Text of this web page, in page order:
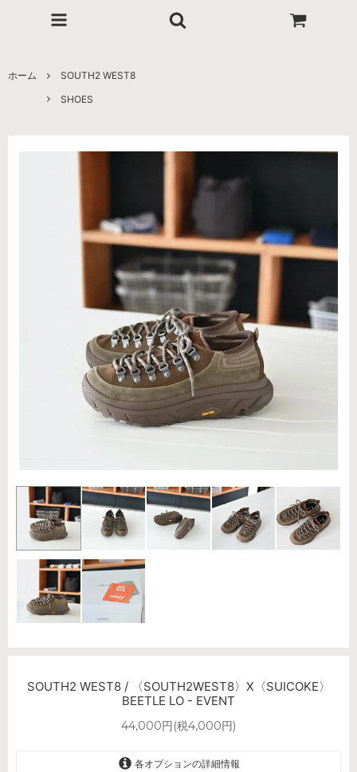
ホーム
SOUTH2 WEST8
SHOES
SOUTH2 WEST8 / 〈SOUTH2WEST8〉X〈SUICOKE〉
BEETLE LO - EVENT
44,000円(税4,000円)
各オプションの詳細情報